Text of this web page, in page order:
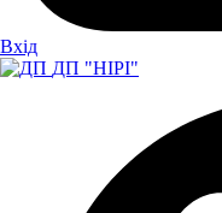
Вхiд
ДП "НІРІ"